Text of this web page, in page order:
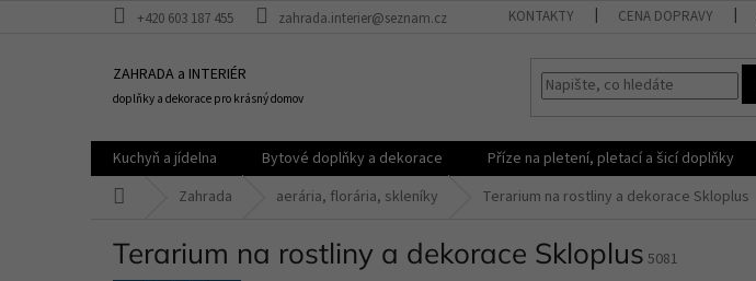
+420 603 187 455 zahrada.interier@seznam.cz KONTAKTY CENA DOPRAVY
ZAHRADA a INTERIÉR
doplňky a dekorace pro krásný domov
Kuchyň a jídelna Bytové doplňky a dekorace Příze na pletení, pletací a šicí doplňky
Zahrada aerária, florária, skleníky Terarium na rostliny a dekorace Skloplus
Terarium na rostliny a dekorace Skloplus 5081